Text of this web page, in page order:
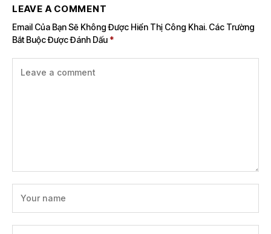
LEAVE A COMMENT
Email Của Bạn Sẽ Không Được Hiển Thị Công Khai. Các Trường
Bắt Buộc Được Đánh Dấu *